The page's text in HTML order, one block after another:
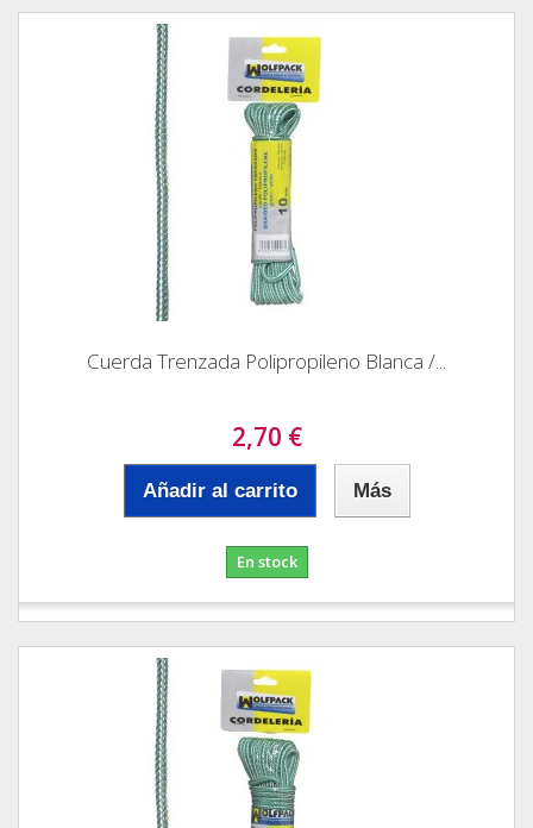
Cuerda Trenzada Polipropileno Blanca /...
2,70 €
Añadir al carrito Más
En stock